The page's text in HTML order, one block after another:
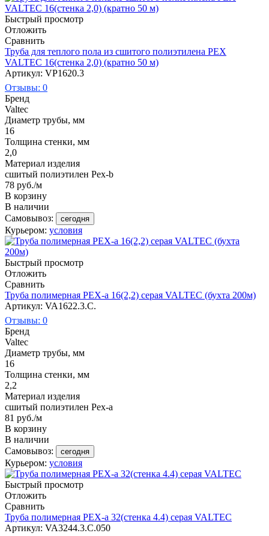
Быстрый просмотр
Отложить
Сравнить
Труба для теплого пола из сшитого полиэтилена PEX
VALTEC 16(стенка 2,0) (кратно 50 м)
Артикул: VP1620.3
Отзывы: 0
Бренд
Valtec
Диаметр трубы, мм
16
Толщина стенки, мм
2,0
Материал изделия
сшитый полиэтилен Pex-b
78 руб./м
В корзину
В наличии
Самовывоз:
сегодня
Курьером: условия
Быстрый просмотр
Отложить
Сравнить
Труба полимерная PEX-a 16(2,2) серая VALTEC (бухта 200м)
Артикул: VA1622.3.C.
Отзывы: 0
Бренд
Valtec
Диаметр трубы, мм
16
Толщина стенки, мм
2,2
Материал изделия
сшитый полиэтилен Pex-a
81 руб./м
В корзину
В наличии
Самовывоз:
сегодня
Курьером: условия
Быстрый просмотр
Отложить
Сравнить
Труба полимерная PEX-a 32(стенка 4.4) серая VALTEC
Артикул: VA3244.3.C.050